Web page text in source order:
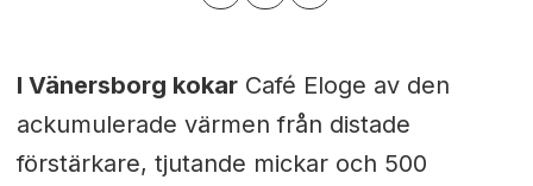
I Vänersborg kokarCafé Eloge av den
ackumulerade värmen från distade
förstärkare, tjutande mickar och 500